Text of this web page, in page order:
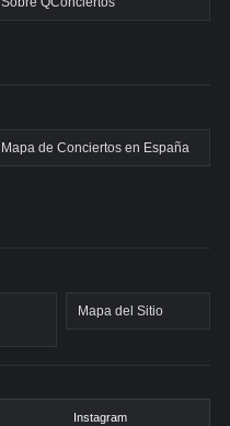
Mapa de Conciertos en España
Mapa del Sitio
Instagram